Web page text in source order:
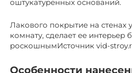
оштукатуренных оснований.
Лакового покрытие на стенах
комнату, сделает ее интерьер
роскошнымИсточник vid-
Особенности